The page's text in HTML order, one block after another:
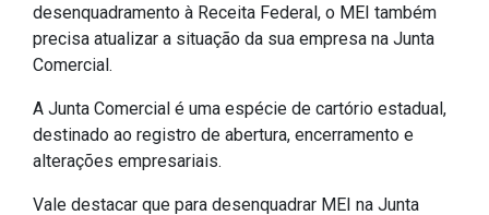
desenquadramento à Receita Federal, o MEI também
precisa atualizar a situação da sua empresa na Junta
Comercial.
A Junta Comercial é uma espécie de cartório estadual,
destinado ao registro de abertura, encerramento e
alterações empresariais.
Vale destacar que para desenquadrar MEI na Junta